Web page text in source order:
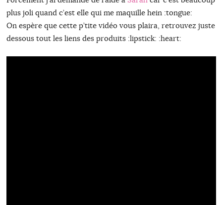
plus joli quand c’est elle qui me maquille hein :tongue:
On espère que cette p’tite vidéo vous plaira, retrouvez juste
dessous tout les liens des produits :lipstick: :heart: